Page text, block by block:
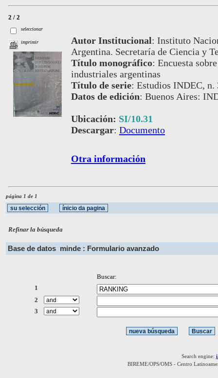
2 / 2
seleccionar
imprimir Autor Institucional: Instituto
Argentina. Secretaría de Ciencia y
Título monográfico: Encuesta
industriales argentinas
Título de serie: Estudios INDEC, n.
Datos de edición: Buenos Aires:
Ubicación: SI/10.31
Descargar: Documento
Otra información
página 1 de 1
Refinar la búsqueda
Base de datos minde : Formulario avanzado
Buscar:
1
2
3
Search engine:
BIREME/OPS/OMS - Centro